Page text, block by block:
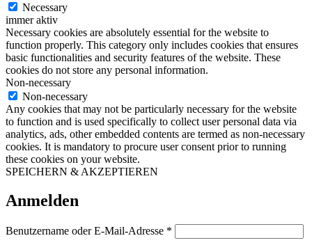
Necessary
immer aktiv
Necessary cookies are absolutely essential for the website to
function properly. This category only includes cookies that ensures
basic functionalities and security features of the website. These
cookies do not store any personal information.
Non-necessary
Non-necessary
Any cookies that may not be particularly necessary for the website
to function and is used specifically to collect user personal data via
analytics, ads, other embedded contents are termed as non-necessary
cookies. It is mandatory to procure user consent prior to running
these cookies on your website.
SPEICHERN & AKZEPTIEREN
Anmelden
Benutzername oder E-Mail-Adresse *